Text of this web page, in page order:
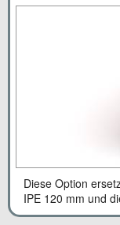
Diese Option
IPE 120 mm und